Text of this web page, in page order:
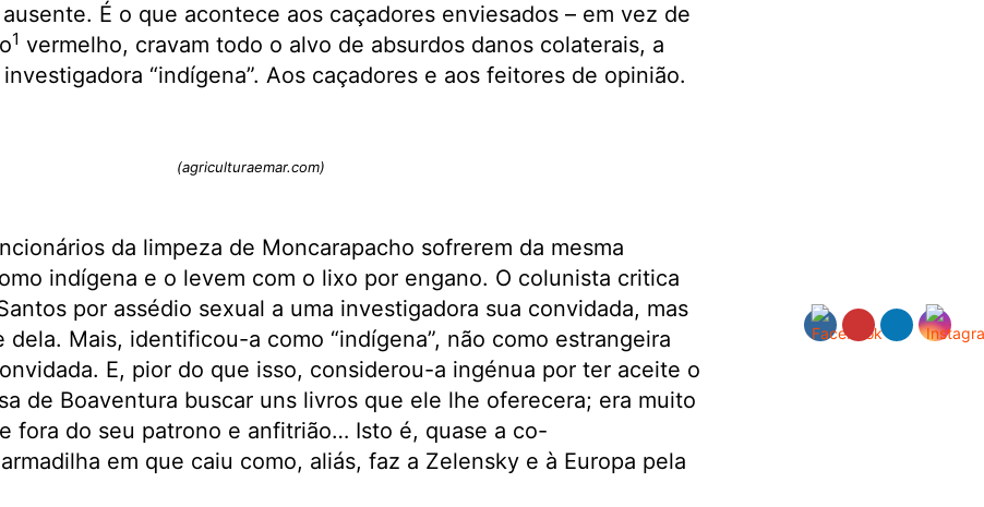
É o que acontece aos caçadores enviesados – em vez de
1 vermelho, cravam todo o alvo de absurdos danos colaterais, a
“indígena”. Aos caçadores e aos feitores de opinião.
(agriculturaemar.com)
da limpeza de Moncarapacho sofrerem da mesma
indígena e o levem com o lixo por engano. O colunista critica
por assédio sexual a uma investigadora sua convidada, mas
dela. Mais, identificou-a como “indígena”, não como estrangeira
E, pior do que isso, considerou-a ingénua por ter aceite o
de Boaventura buscar uns livros que ele lhe oferecera; era muito
fora do seu patrono e anfitrião… Isto é, quase a co-
em que caiu como, aliás, faz a Zelensky e à Europa pela